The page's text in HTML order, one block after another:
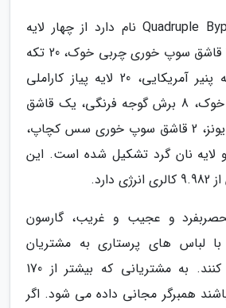
این همبرگر که Quadruple Bypass نام دارد از چهار لایه
همبرگر 225 گرمی، 3 قاشق سوپ خوری چربی خوک، 20 تکه
گوشت خوک، 8 لایه پنیر آمریکایی، 20 لایه پیاز کاراملی
سرخ شده در چربی خوک، 8 برش گوجه فرنگی، یک قاشق
سوپ خوری سس مایونز، 2 قاشق سوپ خوری سس کچاپ،
نان گرد تشکیل شده است. این
و عجیب و غریب، گارسون
لباس های پرستاری به مشتریان
خدمات رسانی می کنند. به مشتریانی که بیشتر از 170
همبرگر مجانی داده می شود. اگر